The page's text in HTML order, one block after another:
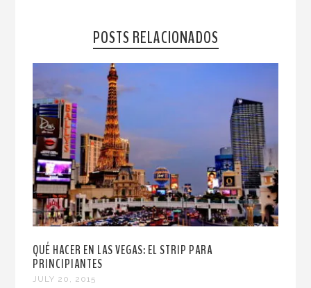
POSTS RELACIONADOS
QUÉ HACER EN LAS VEGAS: EL STRIP PARA
PRINCIPIANTES
JULY 20, 2015